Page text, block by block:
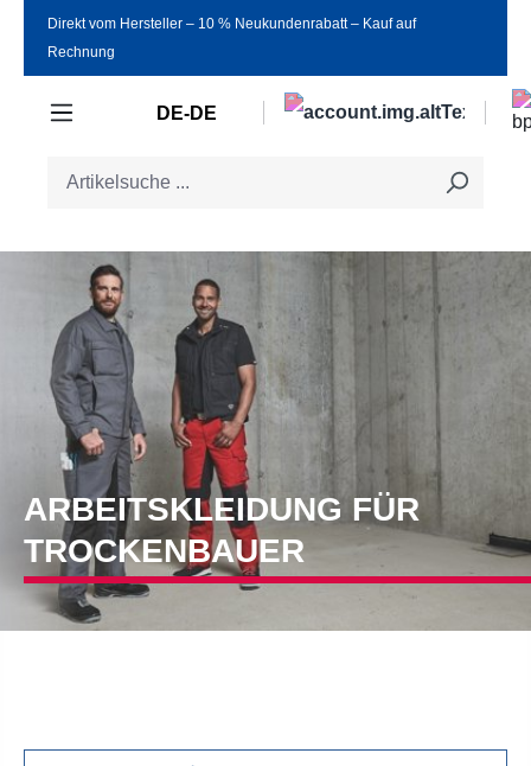
Zum Hauptinhalt springen
Direkt vom Hersteller ‒ 10 % Neukundenrabatt ‒ Kauf auf
Rechnung
DE-DE
ARBEITSKLEIDUNG FÜR
TROCKENBAUER